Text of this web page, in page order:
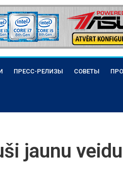
ПРЕСС-РЕЛИЗЫ СОВЕТЫ
jaunu